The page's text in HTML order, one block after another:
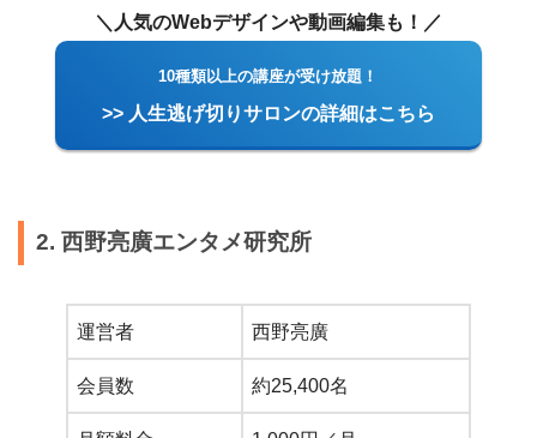
＼人気のWebデザインや動画編集も！／
10種類以上の講座が受け放題！
>> 人生逃げ切りサロンの詳細はこちら
2. 西野亮廣エンタメ研究所
運営者 西野亮廣
会員数 約25,400名